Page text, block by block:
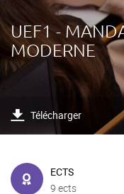
UEF1 -
MODERNE
Télécharger
ECTS
9 ects